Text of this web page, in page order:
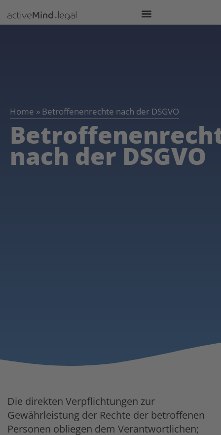
Home » Betroffenenrechte nach der DSGVO
nach der DSGVO
Die direkten Verpflichtungen zur
Gewährleistung der Rechte der betroffenen
Personen obliegen dem Verantwortlichen;